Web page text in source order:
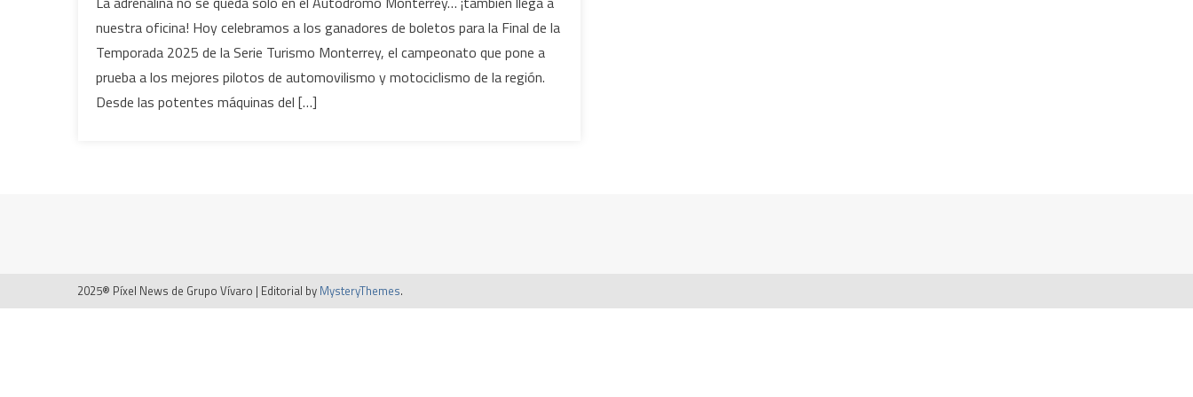
nuestra oficina! Hoy celebramos a los ganadores de boletos para la Final de la
Temporada 2025 de la Serie Turismo Monterrey, el campeonato que pone a
prueba a los mejores pilotos de automovilismo y motociclismo de la región.
Desde las potentes máquinas del […]
2025® Píxel News de Grupo Vívaro | Editorial by MysteryThemes.